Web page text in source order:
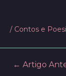
/ Contos e
Post← Artigo